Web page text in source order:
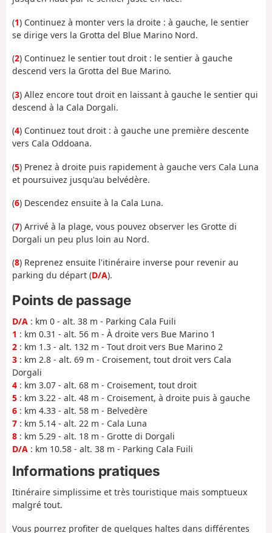
(1) Continuez à monter vers la droite : à gauche, le sentier
se dirige vers la Grotta del Blue Marino Nord.
(2) Continuez le sentier tout droit : le sentier à gauche
descend vers la Grotta del Bue Marino.
(3) Allez encore tout droit en laissant à gauche le sentier qui
descend à la Cala Dorgali.
(4) Continuez tout droit : à gauche une première descente
vers Cala Oddoana.
(5) Prenez à droite puis rapidement à gauche vers Cala Luna
et poursuivez jusqu'au belvédère.
(6) Descendez ensuite à la Cala Luna.
(7) Arrivé à la plage, vous pouvez observer les Grotte di
Dorgali un peu plus loin au Nord.
(8) Reprenez ensuite l'itinéraire inverse pour revenir au
parking du départ (D/A).
Points de passage
D/A : km 0 - alt. 38 m - Parking Cala Fuili
1 : km 0.31 - alt. 56 m - À droite vers Bue Marino 1
2 : km 1.3 - alt. 132 m - Tout droit vers Bue Marino 2
3 : km 2.8 - alt. 69 m - Croisement, tout droit vers Cala
Dorgali
4 : km 3.07 - alt. 68 m - Croisement, tout droit
5 : km 3.22 - alt. 48 m - Croisement, à droite puis à gauche
6 : km 4.33 - alt. 58 m - Belvedère
7 : km 5.14 - alt. 22 m - Cala Luna
8 : km 5.29 - alt. 18 m - Grotte di Dorgali
D/A : km 10.58 - alt. 38 m - Parking Cala Fuili
Informations pratiques
Itinéraire simplissime et très touristique mais somptueux
malgré tout.
Vous pourrez profiter de quelques haltes dans différentes